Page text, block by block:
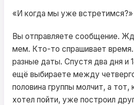
«И когда мы уже встретимся?»
Вы отправляете сообщение.
мем. Кто-то спрашивает
разные даты. Спустя два дня и
ещё выбираете между
половина группы молчит, а тот,
хотел пойти, уже построил